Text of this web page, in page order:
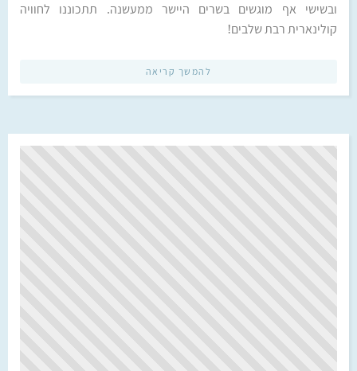
ובשישי אף מוגשים בשרים היישר ממעשנה. תתכוננו לחוויה
קולינארית רבת שלבים!
להמשך קריאה